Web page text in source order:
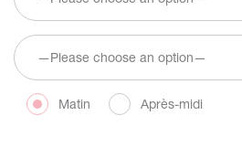
Matin Après-midi